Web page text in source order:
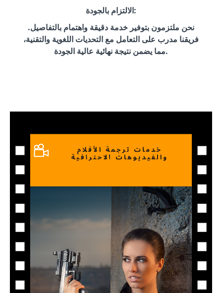
الالتزام بالجودة:
نحن ملتزمون بتوفير خدمة دقيقة واهتمام بالتفاصيل.
فريقنا مدرب على التعامل مع التحديات اللغوية والتقنية،
مما يضمن نتيجة نهائية عالية الجودة.